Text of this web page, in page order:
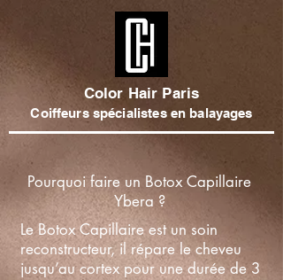
Color Hair Paris
Coiffeurs spécialistes en balayages
Pourquoi faire un Botox Capillaire
Ybera ?
Le Botox Capillaire est un soin
reconstructeur, il répare le cheveu
jusqu’au cortex pour une durée de 3